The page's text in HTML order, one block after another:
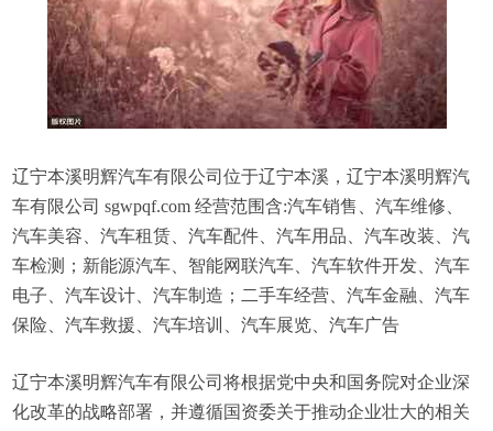
辽宁本溪明辉汽车有限公司位于辽宁本溪，辽宁本溪明辉汽
车有限公司 sgwpqf.com 经营范围含:汽车销售、汽车维修、
汽车美容、汽车租赁、汽车配件、汽车用品、汽车改装、汽
车检测；新能源汽车、智能网联汽车、汽车软件开发、汽车
电子、汽车设计、汽车制造；二手车经营、汽车金融、汽车
保险、汽车救援、汽车培训、汽车展览、汽车广告
辽宁本溪明辉汽车有限公司将根据党中央和国务院对企业深
化改革的战略部署，并遵循国资委关于推动企业壮大的相关